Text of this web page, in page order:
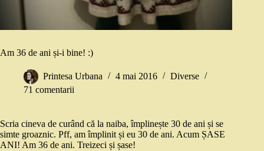
Am 36 de ani și-i bine! :)
Printesa Urbana 4 mai 2016
Diverse
71 comentarii
Scria cineva de curând că la naiba, împlinește 30 de ani și se
simte groaznic. Pff, am împlinit și eu 30 de ani. Acum ȘASE
ANI! Am 36 de ani. Treizeci și șase!